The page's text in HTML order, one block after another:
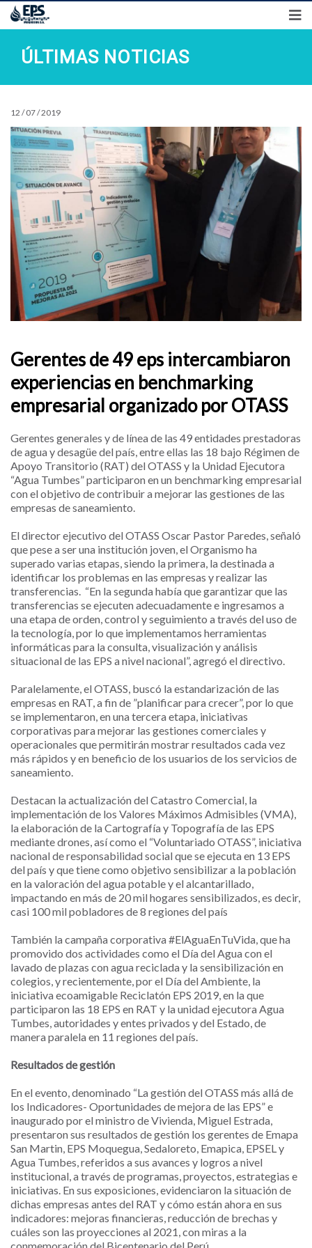
Síguenos en
ÚLTIMAS NOTICIAS
12 / 07 / 2019
Gerentes de 49 eps intercambiaron
experiencias en benchmarking
empresarial organizado por OTASS
Gerentes generales y de línea de las 49 entidades prestadoras
de agua y desagüe del país, entre ellas las 18 bajo Régimen de
Apoyo Transitorio (RAT) del OTASS y la Unidad Ejecutora
“Agua Tumbes” participaron en un benchmarking empresarial
con el objetivo de contribuir a mejorar las gestiones de las
empresas de saneamiento.
El director ejecutivo del OTASS Oscar Pastor Paredes, señaló
que pese a ser una institución joven, el Organismo ha
superado varias etapas, siendo la primera, la destinada a
identificar los problemas en las empresas y realizar las
transferencias. “En la segunda había que garantizar que las
transferencias se ejecuten adecuadamente e ingresamos a
una etapa de orden, control y seguimiento a través del uso de
la tecnología, por lo que implementamos herramientas
informáticas para la consulta, visualización y análisis
situacional de las EPS a nivel nacional”, agregó el directivo.
Paralelamente, el OTASS, buscó la estandarización de las
empresas en RAT, a fin de ”planificar para crecer”, por lo que
se implementaron, en una tercera etapa, iniciativas
corporativas para mejorar las gestiones comerciales y
operacionales que permitirán mostrar resultados cada vez
más rápidos y en beneficio de los usuarios de los servicios de
saneamiento.
Destacan la actualización del Catastro Comercial, la
implementación de los Valores Máximos Admisibles (VMA),
la elaboración de la Cartografía y Topografía de las EPS
mediante drones, así como el “Voluntariado OTASS”, iniciativa
nacional de responsabilidad social que se ejecuta en 13 EPS
del país y que tiene como objetivo sensibilizar a la población
en la valoración del agua potable y el alcantarillado,
impactando en más de 20 mil hogares sensibilizados, es decir,
casi 100 mil pobladores de 8 regiones del país
También la campaña corporativa #ElAguaEnTuVida, que ha
promovido dos actividades como el Día del Agua con el
lavado de plazas con agua reciclada y la sensibilización en
colegios, y recientemente, por el Día del Ambiente, la
iniciativa ecoamigable Reciclatón EPS 2019, en la que
participaron las 18 EPS en RAT y la unidad ejecutora Agua
Tumbes, autoridades y entes privados y del Estado, de
manera paralela en 11 regiones del país.
Resultados de gestión
En el evento, denominado “La gestión del OTASS más allá de
los Indicadores- Oportunidades de mejora de las EPS” e
inaugurado por el ministro de Vivienda, Miguel Estrada,
presentaron sus resultados de gestión los gerentes de Emapa
San Martin, EPS Moquegua, Sedaloreto, Emapica, EPSEL y
Agua Tumbes, referidos a sus avances y logros a nivel
institucional, a través de programas, proyectos, estrategias e
iniciativas. En sus exposiciones, evidenciaron la situación de
dichas empresas antes del RAT y cómo están ahora en sus
indicadores: mejoras financieras, reducción de brechas y
cuáles son las proyecciones al 2021, con miras a la
conmemoración del Bicentenario del Perú.